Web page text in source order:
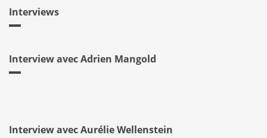
Interviews
Interview avec Adrien Mangold
Interview avec Aurélie Wellenstein